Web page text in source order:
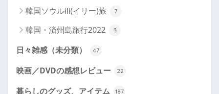
韓国ソウルili(イリー)旅 7
韓国・済州島旅行2022 3
日々雑感（未分類） 47
映画／DVDの感想レビュー 22
暮らしのグッズ、アイテム 187